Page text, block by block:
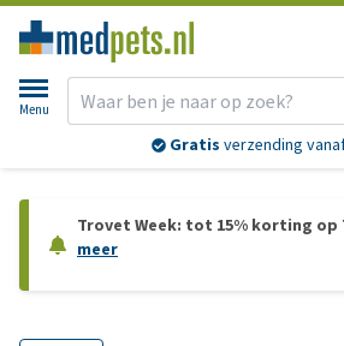
Menu
Gratis verzending
Trovet Week: tot 15% korting op
meer